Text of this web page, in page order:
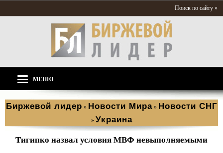
Поиск по сайту »
МЕНЮ
Биржевой лидер » Новости Мира » Новости СНГ
» Украина
Тигипко назвал условия МВФ невыполняемыми